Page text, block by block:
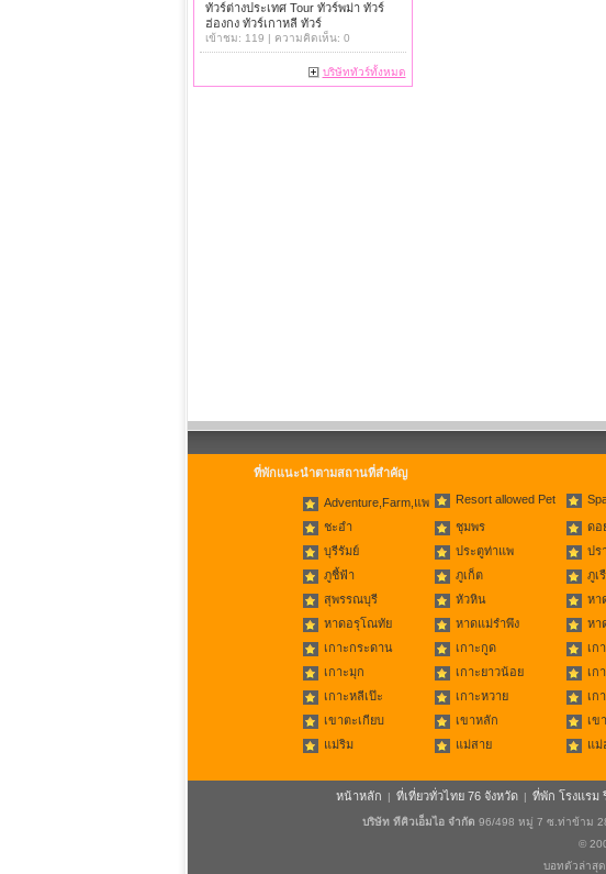
ทัวร์ต่างประเทศ Tour ทัวร์พม่า ทัวร์
ฮ่องกง ทัวร์เกาหลี ทัวร์
เข้าชม: 119 | ความคิดเห็น: 0
บริษัททัวร์ทั้งหมด
ที่พักแนะนำตามสถานที่สำคัญ
Adventure,Farm,แพ Resort allowed Pet
ชะอำ
ชุมพร ดอ
บุรีรัมย์
ประตูท่าแพ ปร
ภูชี้ฟ้า
ภูเก็ต ภูเ
สุพรรณบุรี
หัวหิน หา
หาดอรุโณทัย
หาดแม่รำพึง หา
เกาะกระดาน
เกาะกูด เก
เกาะมุก
เกาะยาวน้อย เก
เกาะหลีเป๊ะ
เกาะหวาย เก
เขาตะเกียบ
เขาหลัก เข
แม่ริม
แม่สาย แม่
หน้าหลัก | ที่เที่ยวทั่วไทย 76 จังหวัด | ที่พัก โรงแรม
บริษัท ทีคิวเอ็มไอ จำกัด 96/498 หมู่ 7 ซ.ท่าข้าม
©
บอทตัวล่าสุด